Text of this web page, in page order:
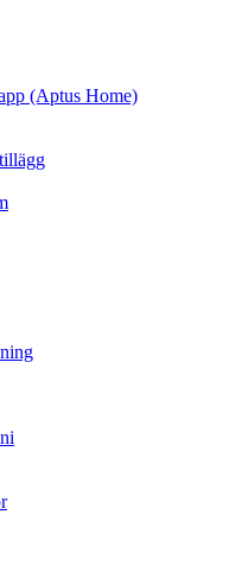
(Aptus Home)